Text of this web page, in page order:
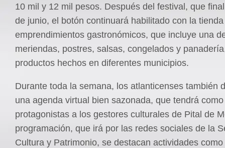
10 mil y 12 mil pesos. Después del festival, que
de junio, el botón continuará habilitado con la
emprendimientos gastronómicos, que incluye una
meriendas, postres, salsas, congelados y
productos hechos en diferentes municipios.
Durante toda la semana, los atlanticenses también
una agenda virtual bien sazonada, que tendrá como
protagonistas a los gestores culturales de Pital de
programación, que irá por las redes sociales de la
Cultura y Patrimonio, se destacan actividades